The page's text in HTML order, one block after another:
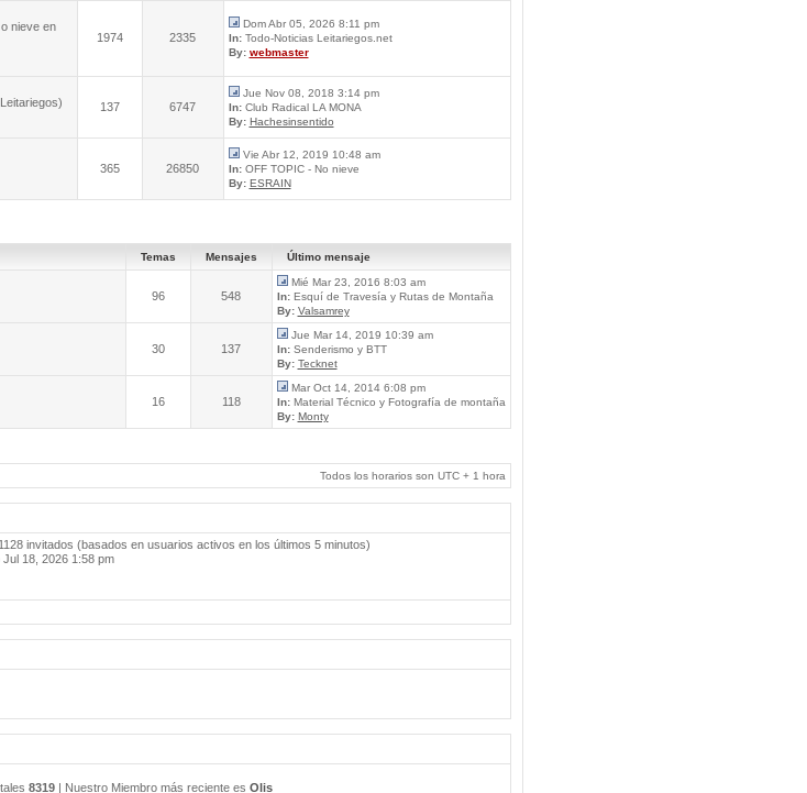
nieve en
1974 2335
Dom Abr 05, 2026 8:11 pm
In:Todo-Noticias Leitariegos.net
By: webmaster
137 6747
Jue Nov 08, 2018 3:14 pm
In:Club Radical LA MONA
By: Hachesinsentido
365 26850
Vie Abr 12, 2019 10:48 am
In:OFF TOPIC - No nieve
By: ESRAIN
Temas Mensajes Último mensaje
96 548
Mié Mar 23, 2016 8:03 am
In:Esquí de Travesía y Rutas de Montaña
By: Valsamrey
30 137
Jue Mar 14, 2019 10:39 am
In:Senderismo y BTT
By: Tecknet
16 118
Mar Oct 14, 2014 6:08 pm
In:Material Técnico y Fotografía de montaña
By: Monty
Todos los horarios son UTC + 1 hora
invitados (basados en usuarios activos en los últimos 5 minutos)
18, 2026 1:58 pm
8319| Nuestro Miembro más reciente es Olis